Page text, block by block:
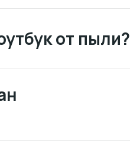
от пыли?